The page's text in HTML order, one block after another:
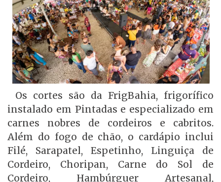
Os cortes são da FrigBahia, frigorífico
instalado em Pintadas e especializado em
carnes nobres de cordeiros e cabritos.
Além do fogo de chão, o cardápio inclui
Filé, Sarapatel, Espetinho, Linguiça de
Cordeiro, Choripan, Carne do Sol de
Cordeiro, Hambúrguer Artesanal,